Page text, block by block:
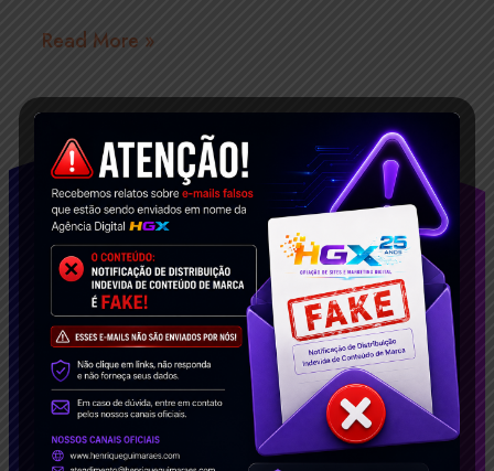
Read More »
Facebook Twitter
Email
WhatsApp Telegram